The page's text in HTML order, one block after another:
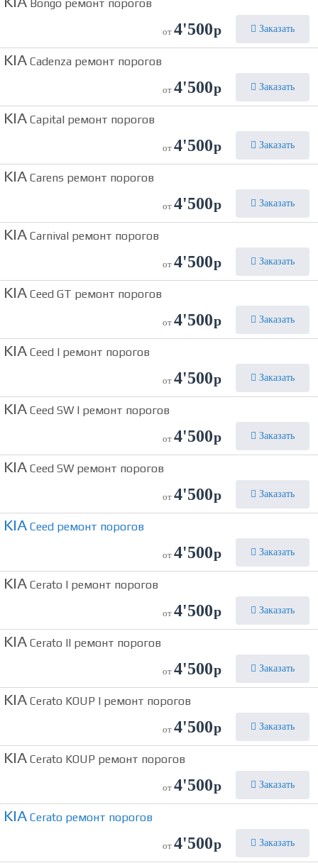
Bongo ремонт порогов
от 4'500р Заказать
KIA Cadenza ремонт порогов
от 4'500р Заказать
KIA Capital ремонт порогов
от 4'500р Заказать
KIA Carens ремонт порогов
от 4'500р Заказать
KIA Carnival ремонт порогов
от 4'500р Заказать
KIA Ceed GT ремонт порогов
от 4'500р Заказать
KIA Ceed I ремонт порогов
от 4'500р Заказать
KIA Ceed SW I ремонт порогов
от 4'500р Заказать
KIA Ceed SW ремонт порогов
от 4'500р Заказать
KIA Ceed ремонт порогов
от 4'500р Заказать
KIA Cerato I ремонт порогов
от 4'500р Заказать
KIA Cerato II ремонт порогов
от 4'500р Заказать
KIA Cerato KOUP I ремонт порогов
от 4'500р Заказать
KIA Cerato KOUP ремонт порогов
от 4'500р Заказать
KIA Cerato ремонт порогов
от 4'500р Заказать